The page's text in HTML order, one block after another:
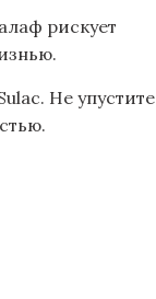
рискует
Не упустите